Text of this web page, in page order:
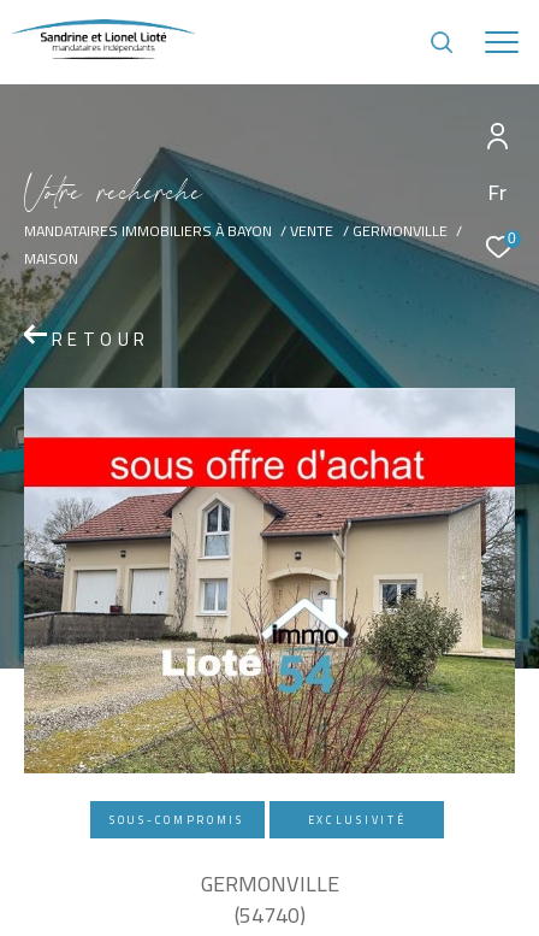
Fr
0
Votre recherche
MANDATAIRES IMMOBILIERS À BAYON VENTE
GERMONVILLE
MAISON
RETOUR
SOUS-COMPROMIS EXCLUSIVITÉ
GERMONVILLE
(54740)